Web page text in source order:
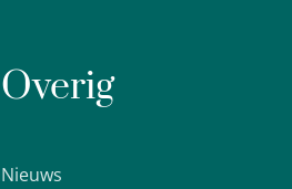
Overig
Nieuws